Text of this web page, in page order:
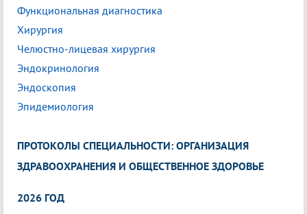
Функциональная диагностика
Хирургия
Челюстно-лицевая хирургия
Эндокринология
Эндоскопия
Эпидемиология
ПРОТОКОЛЫ СПЕЦИАЛЬНОСТИ: ОРГАНИЗАЦИЯ
ЗДРАВООХРАНЕНИЯ И ОБЩЕСТВЕННОЕ ЗДОРОВЬЕ
2026 ГОД